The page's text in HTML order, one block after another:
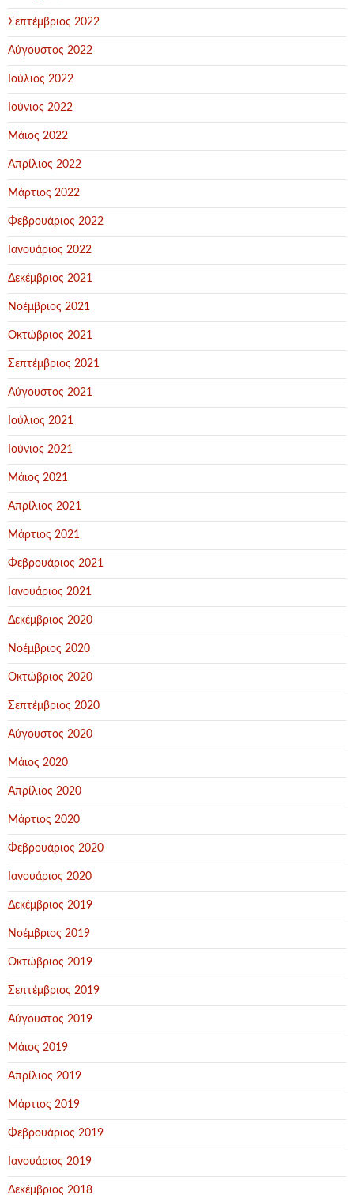
Σεπτέμβριος 2022
Αύγουστος 2022
Ιούλιος 2022
Ιούνιος 2022
Μάιος 2022
Απρίλιος 2022
Μάρτιος 2022
Φεβρουάριος 2022
Ιανουάριος 2022
Δεκέμβριος 2021
Νοέμβριος 2021
Οκτώβριος 2021
Σεπτέμβριος 2021
Αύγουστος 2021
Ιούλιος 2021
Ιούνιος 2021
Μάιος 2021
Απρίλιος 2021
Μάρτιος 2021
Φεβρουάριος 2021
Ιανουάριος 2021
Δεκέμβριος 2020
Νοέμβριος 2020
Οκτώβριος 2020
Σεπτέμβριος 2020
Αύγουστος 2020
Μάιος 2020
Απρίλιος 2020
Μάρτιος 2020
Φεβρουάριος 2020
Ιανουάριος 2020
Δεκέμβριος 2019
Νοέμβριος 2019
Οκτώβριος 2019
Σεπτέμβριος 2019
Αύγουστος 2019
Μάιος 2019
Απρίλιος 2019
Μάρτιος 2019
Φεβρουάριος 2019
Ιανουάριος 2019
Δεκέμβριος 2018